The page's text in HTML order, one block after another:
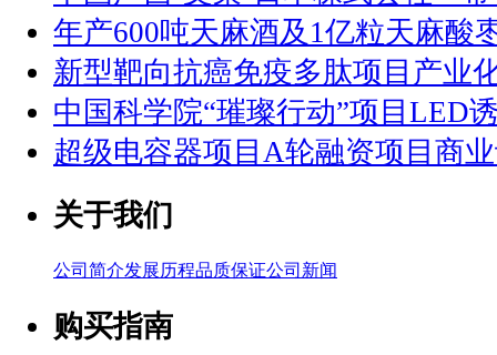
年产600吨天麻酒及1亿粒天麻酸
新型靶向抗癌免疫多肽项目产业
中国科学院“璀璨行动”项目LED
超级电容器项目A轮融资项目商
关于我们
公司简介发展历程品质保证公司新闻
购买指南